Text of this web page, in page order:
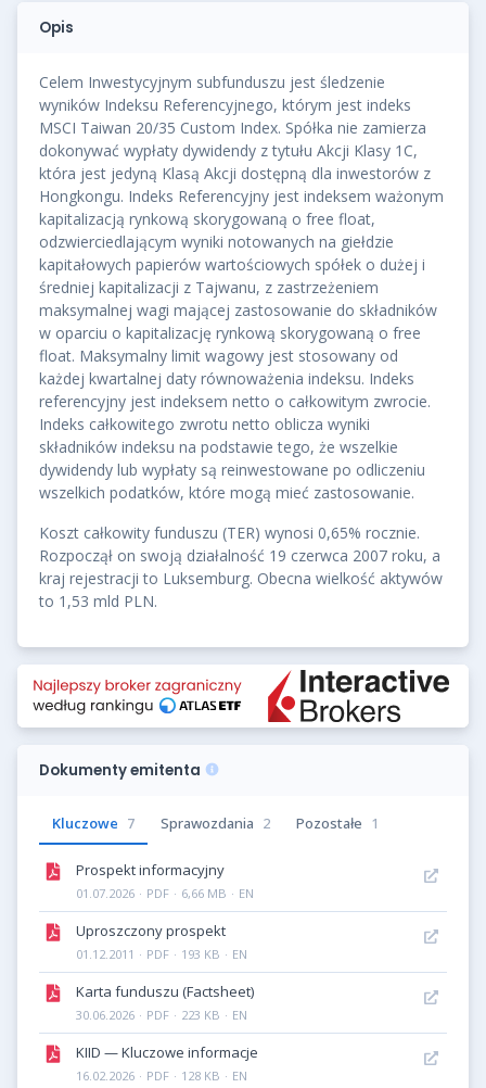
Opis
Celem Inwestycyjnym subfunduszu jest śledzenie
wyników Indeksu Referencyjnego, którym jest indeks
MSCI Taiwan 20/35 Custom Index. Spółka nie zamierza
dokonywać wypłaty dywidendy z tytułu Akcji Klasy 1C,
która jest jedyną Klasą Akcji dostępną dla inwestorów z
Hongkongu. Indeks Referencyjny jest indeksem ważonym
kapitalizacją rynkową skorygowaną o free float,
odzwierciedlającym wyniki notowanych na giełdzie
kapitałowych papierów wartościowych spółek o dużej i
średniej kapitalizacji z Tajwanu, z zastrzeżeniem
maksymalnej wagi mającej zastosowanie do składników
w oparciu o kapitalizację rynkową skorygowaną o free
float. Maksymalny limit wagowy jest stosowany od
każdej kwartalnej daty równoważenia indeksu. Indeks
referencyjny jest indeksem netto o całkowitym zwrocie.
Indeks całkowitego zwrotu netto oblicza wyniki
składników indeksu na podstawie tego, że wszelkie
dywidendy lub wypłaty są reinwestowane po odliczeniu
wszelkich podatków, które mogą mieć zastosowanie.
Koszt całkowity funduszu (TER) wynosi 0,65% rocznie.
Rozpoczął on swoją działalność 19 czerwca 2007 roku, a
kraj rejestracji to Luksemburg. Obecna wielkość aktywów
to 1,53 mld PLN.
Dokumenty emitenta
Kluczowe 7 Sprawozdania 2 Pozostałe 1
Prospekt informacyjny
01.07.2026 · PDF · 6,66 MB · EN
Uproszczony prospekt
01.12.2011 · PDF · 193 KB · EN
Karta funduszu (Factsheet)
30.06.2026 · PDF · 223 KB · EN
KIID — Kluczowe informacje
16.02.2026 · PDF · 128 KB · EN